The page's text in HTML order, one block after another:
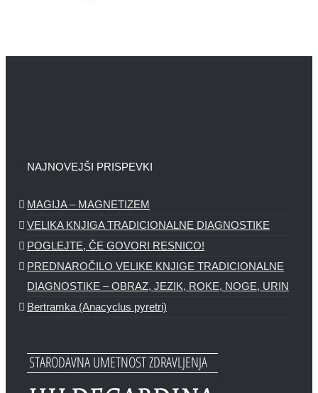
NAJNOVEJŠI PRISPEVKI
MAGIJA – MAGNETIZEM
VELIKA KNJIGA TRADICIONALNE DIAGNOSTIKE
POGLEJTE, ČE GOVORI RESNICO!
PREDNAROČILO VELIKE KNJIGE TRADICIONALNE
DIAGNOSTIKE – OBRAZ, JEZIK, ROKE, NOGE, URIN
Bertramka (Anacyclus pyretri)